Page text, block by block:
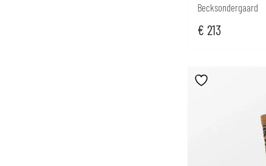
Becksondergaard
€ 213